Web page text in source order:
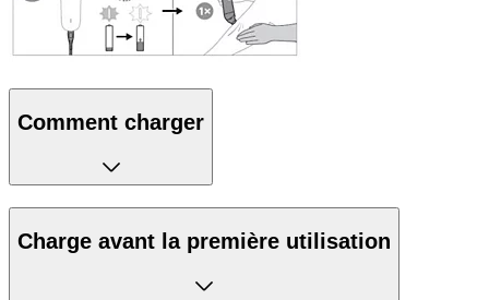
Comment charger
Charge avant la première utilisation